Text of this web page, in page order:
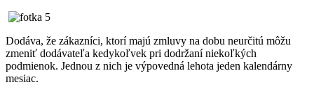
Dodáva, že zákazníci, ktorí majú zmluvy na dobu neurčitú môžu
zmeniť dodávateľa kedykoľvek pri dodržaní niekoľkých
podmienok. Jednou z nich je výpovedná lehota jeden kalendárny
mesiac.